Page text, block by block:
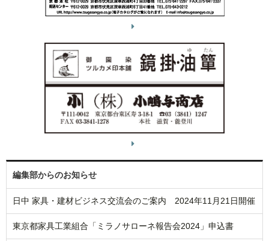
編集部からのお知らせ
日中 家具・建材ビジネス交流会のご案内 2024年11月21日開催
東京都家具工業組合「ミラノサローネ報告会2024」申込書